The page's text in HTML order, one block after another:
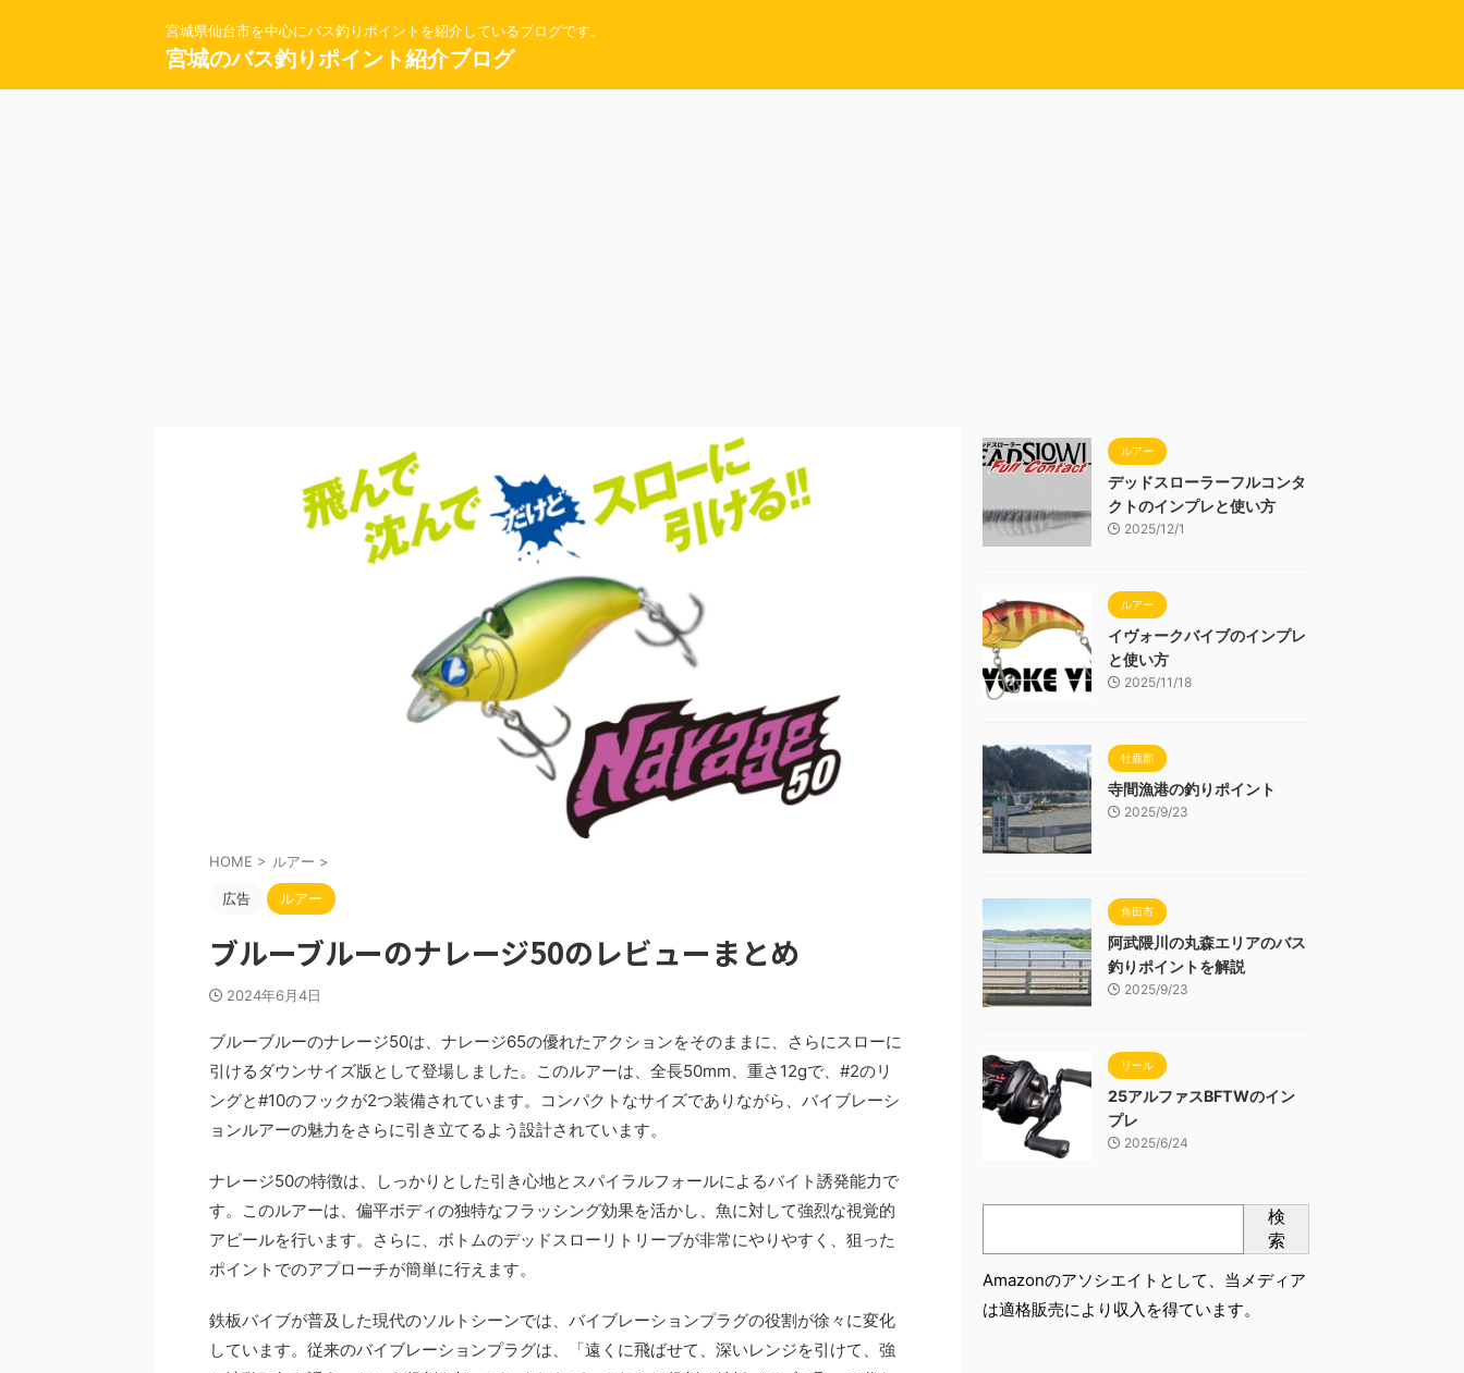
宮城県仙台市を中心にバス釣りポイントを紹介しているブログです。
宮城のバス釣りポイント紹介ブログ
HOME > ルアー >
広告 ルアー
ブルーブルーのナレージ50のレビューまとめ
2024年6月4日
ブルーブルーのナレージ50は、ナレージ65の優れたアクションをそのままに、さらにスローに
引けるダウンサイズ版として登場しました。このルアーは、全長50mm、重さ12gで、#2のリ
ングと#10のフックが2つ装備されています。コンパクトなサイズでありながら、バイブレーシ
ョンルアーの魅力をさらに引き立てるよう設計されています。
ナレージ50の特徴は、しっかりとした引き心地とスパイラルフォールによるバイト誘発能力で
す。このルアーは、偏平ボディの独特なフラッシング効果を活かし、魚に対して強烈な視覚的
アピールを行います。さらに、ボトムのデッドスローリトリーブが非常にやりやすく、狙った
ポイントでのアプローチが簡単に行えます。
鉄板バイブが普及した現代のソルトシーンでは、バイブレーションプラグの役割が徐々に変化
しています。従来のバイブレーションプラグは、「遠くに飛ばせて、深いレンジを引けて、強
ルアー
デッドスローラーフルコンタ
クトのインプレと使い方
2025/12/1
ルアー
イヴォークバイブのインプレ
と使い方
2025/11/18
牡鹿郡
寺間漁港の釣りポイント
2025/9/23
角田市
阿武隈川の丸森エリアのバス
釣りポイントを解説
2025/9/23
リール
25アルファスBFTWのイン
プレ
2025/6/24
検
索
Amazonのアソシエイトとして、当メディア
は適格販売により収入を得ています。